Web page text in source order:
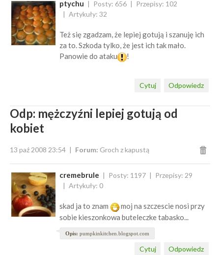
ptychu Posty: 656
Przepisy: 102
Artykuły: 32
Też się zgadzam, że lepiej gotują i szanuję ich
za to. Szkoda tylko, że jest ich tak mało.
Panowie do ataku
!
Odpowiedz
Cytuj
Odp: mężczyźni lepiej gotują od
kobiet
13 paź 2008 23:54 Forum: Groch z kapustą
cremebrule Posty: 1197
Przepisy: 29
Artykuły: 0
skad ja to znam
moj na szczescie nosi przy
sobie kieszonkowa buteleczke tabasko...
Opis: pumpkinkitchen.blogspot.com
Odpowiedz
Cytuj